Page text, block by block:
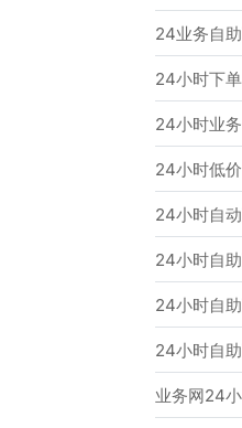
24业务自
24小时下
24小时业
24小时低
24小时自
24小时自
24小时自
24小时自
业务网24